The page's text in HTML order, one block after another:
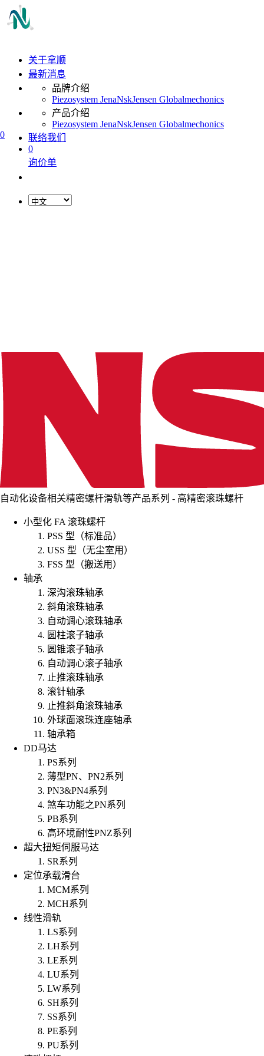
0
关于拿顺
最新消息
品牌介绍
Piezosystem JenaNskJensen Globalmechonics
产品介绍
Piezosystem JenaNskJensen Globalmechonics
联络我们
0
询价单
自动化设备相关精密螺杆滑轨等产品系列 - 高精密滚珠螺杆
小型化 FA 滚珠螺杆
PSS 型（标准品）
USS 型（无尘室用）
FSS 型（搬送用）
轴承
深沟滚珠轴承
斜角滚珠轴承
自动调心滚珠轴承
圆柱滚子轴承
圆锥滚子轴承
自动调心滚子轴承
止推滚珠轴承
滚针轴承
止推斜角滚珠轴承
外球面滚珠连座轴承
轴承箱
DD马达
PS系列
薄型PN、PN2系列
PN3&PN4系列
煞车功能之PN系列
PB系列
高环境耐性PNZ系列
超大扭矩伺服马达
SR系列
定位承载滑台
MCM系列
MCH系列
线性滑轨
LS系列
LH系列
LE系列
LU系列
LW系列
SH系列
SS系列
PE系列
PU系列